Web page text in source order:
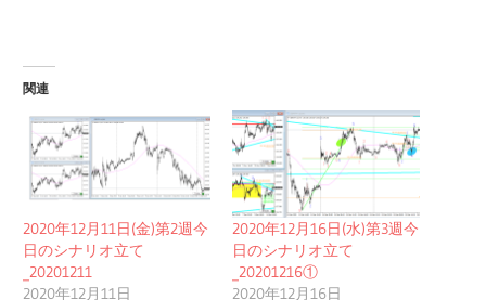
関連
2020年12月11日(金)第2週今
日のシナリオ立て
_20201211
2020年12月11日
2020年12月16日(水)第3週今
日のシナリオ立て
_20201216①
2020年12月16日